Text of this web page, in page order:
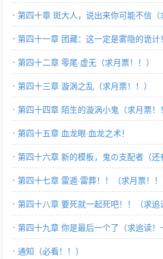
第四十章 斑大人，说出来你可能不信（
第四十一章 团藏：这一定是雾隐的诡计
（求月票！！）
第四十二章 零尾·虚无（求月票！！）
第四十三章 漩涡之乱（求月票！！）
第四十四章 陌生的漩涡小鬼（求月票！
第四十五章 血龙眼·血龙之术！
第四十六章 新的模板，鬼の支配者（还
第四十七章 雷遁·雷葬！！（求月票！！
第四十八章 要死就一起死吧！！（求追
第四十九章 你是最后一个了（求追读！
通知（必看！！）